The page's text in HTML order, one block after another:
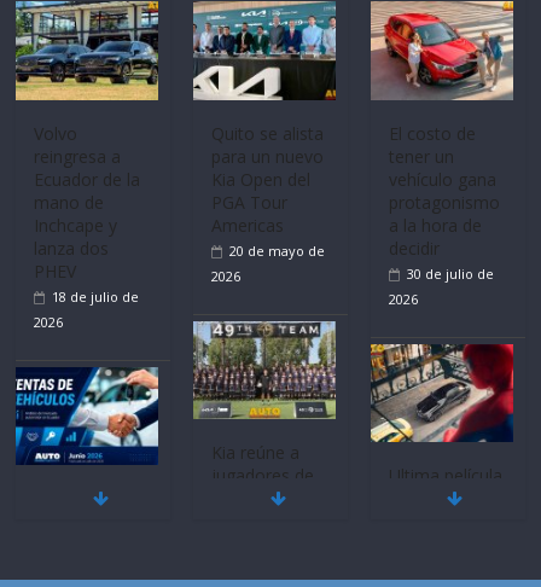
Volvo
reingresa a
mano de
Inchcape y
lanza dos
PHEV
18 de julio de
2026
Mercado
automotor
su mejor 1er
La FEDAK
recibe 12
Sinotruk
Bolden para
cubrir las rutas
de La Vuelta
31 de julio de
2026
Quito se alista
para un nuevo
Kia Open del
PGA Tour
El costo de
tener un
protagonismo
a la hora de
decidir
30 de julio de
2026
Ultima película
‘Spider‑Man:
Day’ pone en
escena a